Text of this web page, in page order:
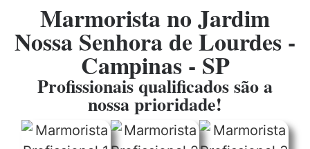
Marmorista no Jardim
Nossa Senhora de Lourdes -
Campinas - SP
Profissionais qualificados são a
nossa prioridade!